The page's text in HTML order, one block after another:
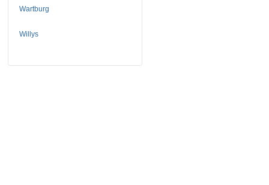
Wartburg
Willys